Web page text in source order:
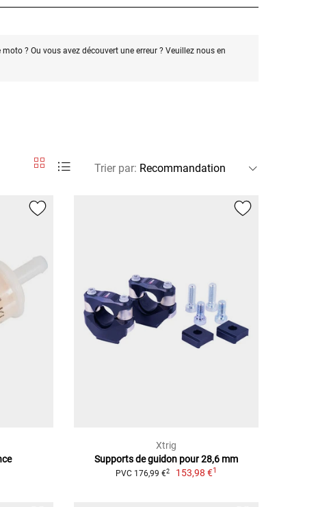
? Ou vous avez découvert une erreur ? Veuillez nous en
Trier par:
Xtrig
Supports de guidon pour 28,6 mm
PVC 176,99 €2 153,98 €1